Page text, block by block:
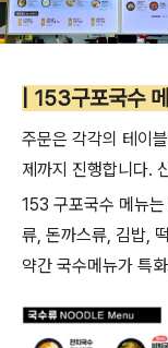
| 153구포국수
주문은 각각의 테이
제까지 진행합니다.
153 구포국수 메뉴
류, 돈까스류, 김밥,
약간 국수메뉴가 특